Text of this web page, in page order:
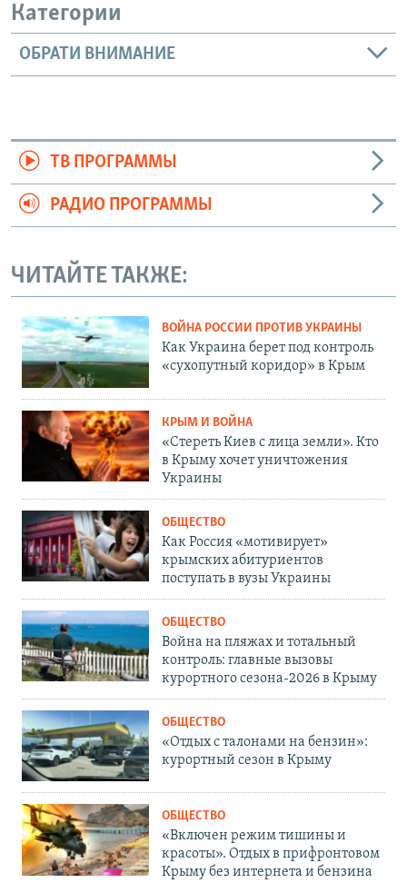
Категории
ОБРАТИ ВНИМАНИЕ
ТВ ПРОГРАММЫ
РАДИО ПРОГРАММЫ
ЧИТАЙТЕ ТАКЖЕ:
ВОЙНА РОССИИ ПРОТИВ УКРАИНЫ
Как Украина берет под контроль
«сухопутный коридор» в Крым
КРЫМ И ВОЙНА
«Стереть Киев с лица земли». Кто
в Крыму хочет уничтожения
Украины
ОБЩЕСТВО
Как Россия «мотивирует»
крымских абитуриентов
поступать в вузы Украины
ОБЩЕСТВО
Война на пляжах и тотальный
контроль: главные вызовы
курортного сезона-2026 в Крыму
ОБЩЕСТВО
«Отдых с талонами на бензин»:
курортный сезон в Крыму
ОБЩЕСТВО
«Включен режим тишины и
красоты». Отдых в прифронтовом
Крыму без интернета и бензина